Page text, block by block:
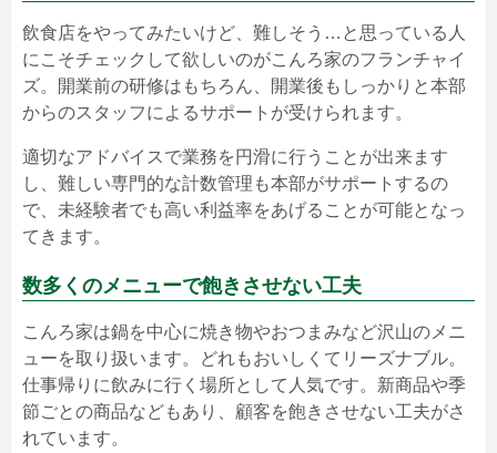
飲食店をやってみたいけど、難しそう…と思っている人
にこそチェックして欲しいのがこんろ家のフランチャイ
ズ。開業前の研修はもちろん、開業後もしっかりと本部
からのスタッフによるサポートが受けられます。
適切なアドバイスで業務を円滑に行うことが出来ます
し、難しい専門的な計数管理も本部がサポートするの
で、未経験者でも高い利益率をあげることが可能となっ
てきます。
数多くのメニューで飽きさせない工夫
こんろ家は鍋を中心に焼き物やおつまみなど沢山のメニ
ューを取り扱います。どれもおいしくてリーズナブル。
仕事帰りに飲みに行く場所として人気です。新商品や季
節ごとの商品などもあり、顧客を飽きさせない工夫がさ
れています。